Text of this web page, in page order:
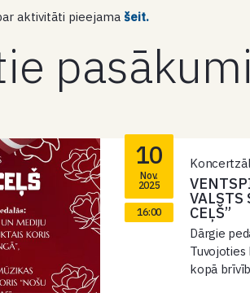
aktivitāti pieejamašeit.
pasākumi
10
Nov.
2025
16:00
VALSTS
CEĻŠ”
Dārgie
Tuvojoties
kopā